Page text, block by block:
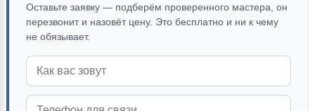
Оставьте заявку — подберём проверенного мастера, он
перезвонит и назовёт цену. Это бесплатно и ни к чему
не обязывает.